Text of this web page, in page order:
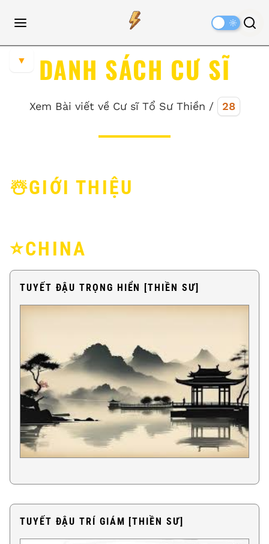
Mode
DANH SÁCH CƯ SĨ
Xem Bài viết về Cư sĩ Tổ Sư Thiền / 28
☃️GIỚI THIỆU
⭐️CHINA
TUYẾT ĐẬU TRỌNG HIỂN [THIỀN SƯ]
TUYẾT ĐẬU TRÍ GIÁM [THIỀN SƯ]
▼